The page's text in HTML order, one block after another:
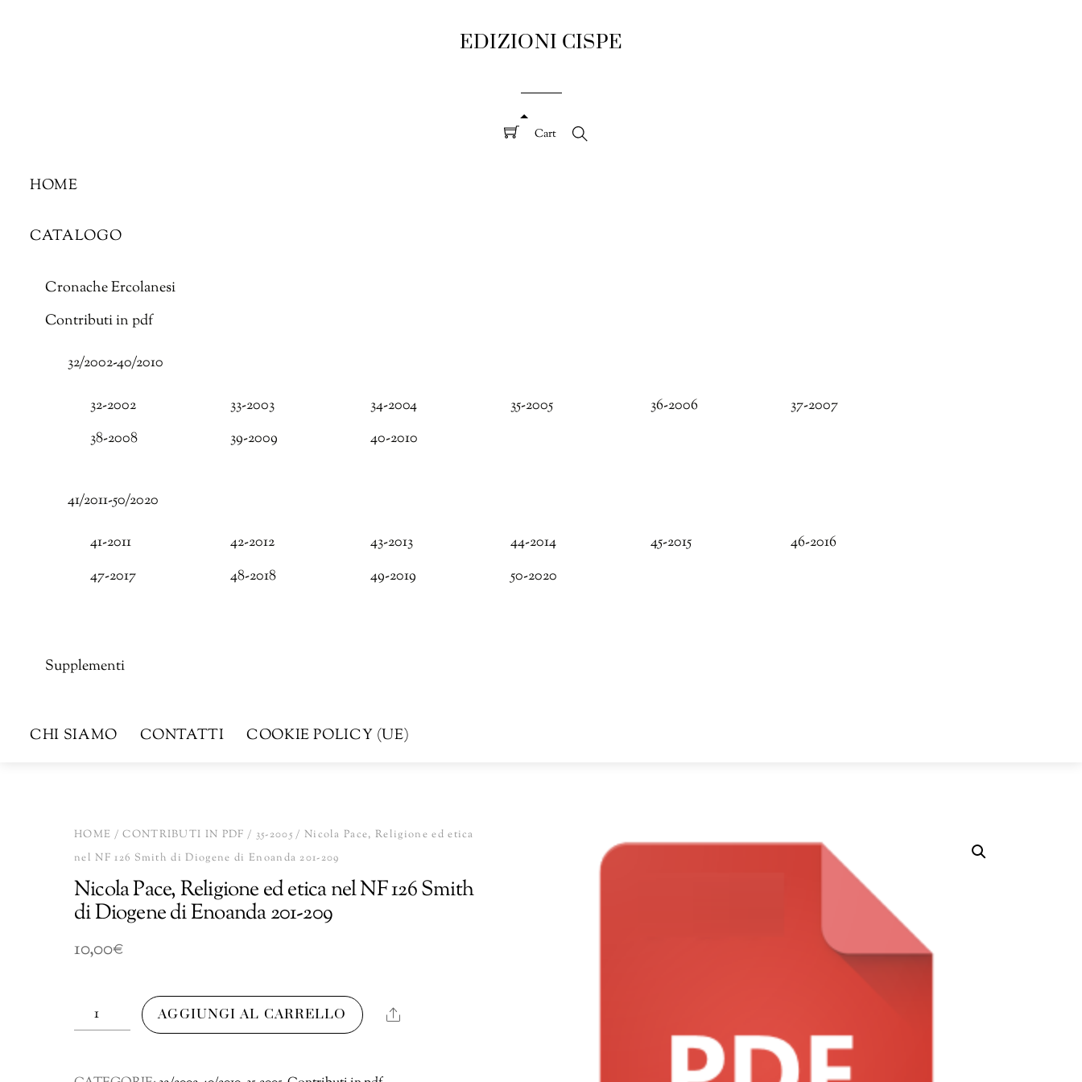
EDIZIONI CISPE
Cart
HOME
CATALOGO
Cronache Ercolanesi
Contributi in pdf
32/2002-40/2010
32-2002 33-2003 34-2004 35-2005 36-2006
37-2007
38-2008
39-2009 40-2010
41/2011-50/2020
41-2011 42-2012 43-2013 44-2014 45-2015
46-2016
47-2017
48-2018 49-2019 50-2020
Supplementi
CHI SIAMO CONTATTI COOKIE POLICY (UE)
HOME /CONTRIBUTI IN PDF / 35-2005/ Nicola Pace, Religione ed etica
nel NF 126 Smith di Diogene di Enoanda 201-209
Nicola Pace, Religione ed etica nel NF 126 Smith
di Diogene di Enoanda 201-209
10,00€
Nicola
Pace,
AGGIUNGI AL CARRELLO Share